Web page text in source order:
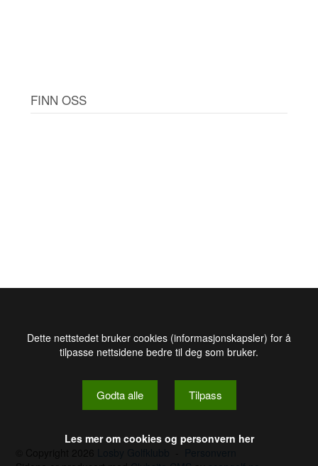
FINN OSS
Dette nettstedet bruker cookies (informasjonskapsler) for å
tilpasse nettsidene bedre til deg som bruker.
Godta alle Tilpass
Les mer om cookies og personvern her